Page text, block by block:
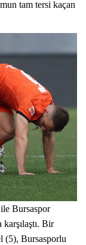
tam tersi kaçan
Bursaspor
karşılaştı. Bir
(5), Bursasporlu